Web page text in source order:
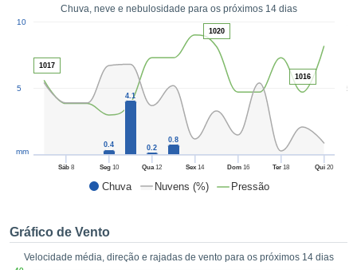
fornecer-
botão
todos os
no
como
um perfil
CONFIGURAÇÕES
Chuva, neve e nebulosidade para os próximos 14 dias
Chuva Nuvens (%) Pressão
50
Sáb8 Seg10 Qua12 Sex 14 Dom16 Ter 18 Qui 20
5
10
mm
0.4
4.1
0.2
0.8
1017
1020
1016
Gráfico de Vento
Velocidade média, direção e rajadas de vento para os próximos 14 dias